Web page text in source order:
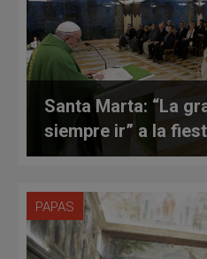
Santa Marta: “La
siempre ir” a la
PAPAS